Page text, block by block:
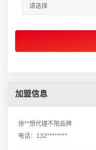
加盟信息
徐**想代理不限品牌
电话：132********